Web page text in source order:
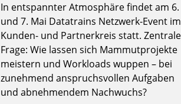
In entspannter Atmosphäre findet am 6.
und 7. Mai Datatrains Netzwerk-Event im
Kunden- und Partnerkreis statt. Zentrale
Frage: Wie lassen sich Mammutprojekte
meistern und Workloads wuppen – bei
zunehmend anspruchsvollen Aufgaben
und abnehmendem Nachwuchs?